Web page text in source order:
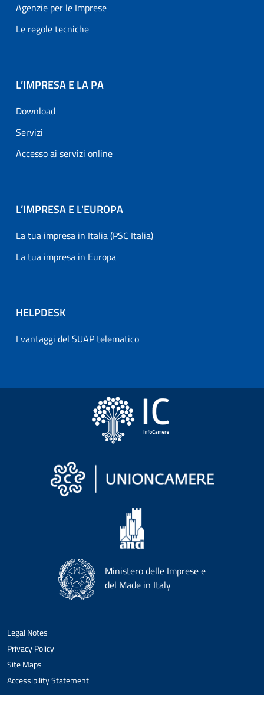
Agenzie per le Imprese
Le regole tecniche
L’IMPRESA E LA PA
Download
Servizi
Accesso ai servizi online
L’IMPRESA E L'EUROPA
La tua impresa in Italia (PSC Italia)
La tua impresa in Europa
HELPDESK
I vantaggi del SUAP telematico
Ministero delle Imprese e
del Made in Italy
Legal Notes
Privacy Policy
Site Maps
Accessibility Statement